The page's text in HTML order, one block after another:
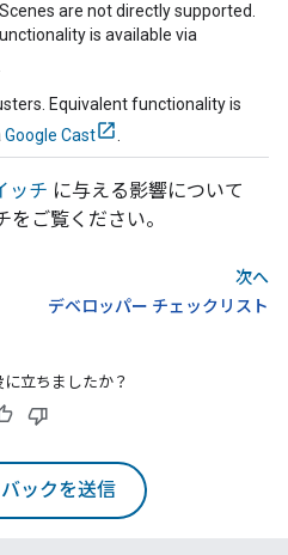
are not directly supported.
is available via
Equivalent functionality is
Google Cast
ッチ に与える影響について
ご覧ください。
次へ
デベロッパー チェックリスト
立ちましたか？
ックを送信